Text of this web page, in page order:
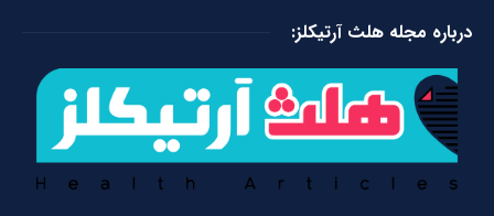
درباره مجله هلث آرتیکلز: